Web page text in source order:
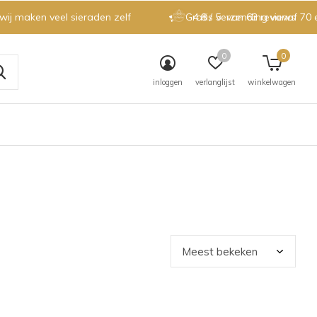
inloggen verlanglijst
0
winkelwagen
0
maken veel sieraden zelf Gratis verzending vanaf 70
4.8 / 5 van 63 reviews